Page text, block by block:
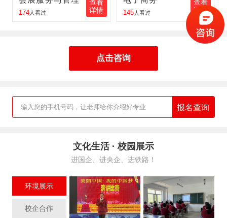
工业机器人
174人看过
查看
详情
145人看过
查看
详情
点击咨询
输入您的手机号码，让老师给你介绍好专业 报名查询
文化生活 · 校园展示
进国企、进央企、进铁路！
环境展示
校企合作